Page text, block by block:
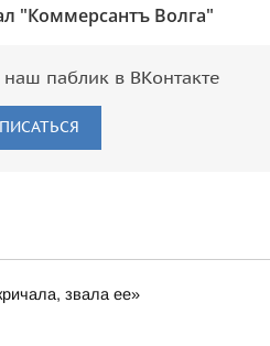
"Коммерсантъ Волга"
паблик в ВКонтакте
звала ее»